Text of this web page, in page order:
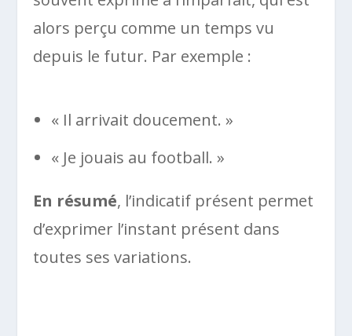
alors perçu comme un temps vu
depuis le futur. Par exemple :
« Il arrivait doucement. »
« Je jouais au football. »
En résumé, l’indicatif présent permet
d’exprimer l’instant présent dans
toutes ses variations.